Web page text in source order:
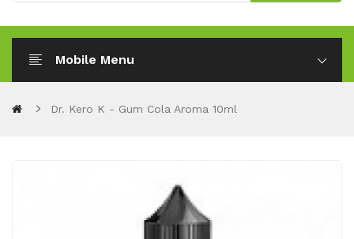
Mobile Menu
Dr. Kero K - Gum Cola Aroma 10ml